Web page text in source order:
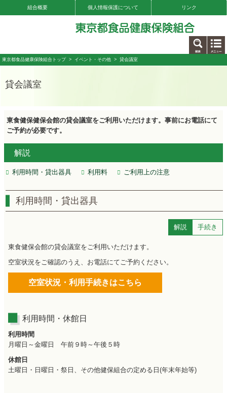
組合概要 個人情報保護について リンク
東京都食品健康保険組合トップ> イベント・その他 > 貸会議室
貸会議室
東食健保健保会館の貸会議室をご利用いただけます。事前にお電話にて
ご予約が必要です。
解説
利用時間・貸出器具 利用料 ご利用上の注意
利用時間・貸出器具
解説 手続き
東食健保会館の貸会議室をご利用いただけます。
空室状況をご確認のうえ、お電話にてご予約ください。
空室状況・利用手続きはこちら
利用時間・休館日
利用時間
月曜日～金曜日 午前９時～午後５時
休館日
土曜日・日曜日・祭日、その他健保組合の定める日(年末年始等)